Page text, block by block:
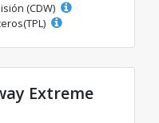
(CDW)
Extreme